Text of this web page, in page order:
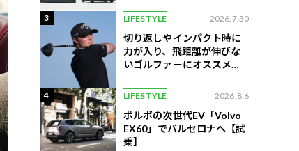
3 LIFESTYLE 2026.7.30
切り返しやインパクト時に
力が入り、飛距離が伸びな
いゴルファーにオススメの
4 LIFESTYLE 2026.8.6
ボルボの次世代EV「Volvo
EX60」でバルセロナへ【試
乗】